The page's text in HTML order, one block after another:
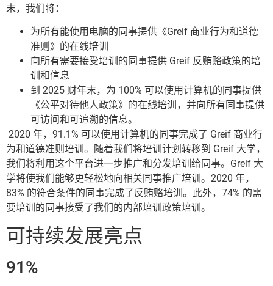
末，我们将：
为所有能使用电脑的同事提供《Greif 商业行为和道德
准则》的在线培训
向所有需要接受培训的同事提供 Greif 反贿赂政策的培
训和信息
到 2025 财年末，为 100% 可以使用计算机的同事提供
《公平对待他人政策》的在线培训，并向所有同事提供
可访问和可追溯的信息。
2020 年，91.1% 可以使用计算机的同事完成了 Greif 商业行
为和道德准则培训。随着我们将培训计划转移到 Greif 大学，
我们将利用这个平台进一步推广和分发培训给同事。Greif 大
学将使我们能够更轻松地向相关同事推广培训。2020 年，
83% 的符合条件的同事完成了反贿赂培训。此外，74% 的需
要培训的同事接受了我们的内部培训政策培训。
可持续发展亮点
91%